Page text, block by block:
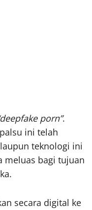
porn”.
ini telah
teknologi ini
meluas bagi tujuan
secara digital ke